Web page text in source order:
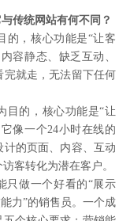
传统网站有何不同？
的，核心功能是“让客
容静态、缺乏互动、
就走，无法留下任何
目的，核心功能是“让
像一个24小时在线的
的页面、内容、互动
客转化为潜在客户。
只做一个好看的“展示
力”的销售员。一个成